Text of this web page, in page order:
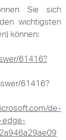
Sie sich
wichtigsten
können:
61416?
61416?
de-
edge-